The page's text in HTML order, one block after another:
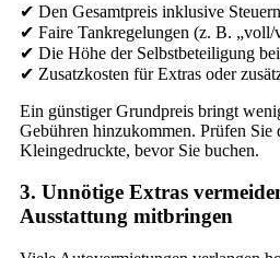
✔ Den Gesamtpreis inklusive
✔ Faire Tankregelungen (z. B. „voll/
✔ Die Höhe der Selbstbeteiligung
✔ Zusatzkosten für Extras oder
Ein günstiger Grundpreis bringt
Gebühren hinzukommen. Prüfen Sie
Kleingedruckte, bevor Sie buchen.
3. Unnötige Extras
Ausstattung mitbringen